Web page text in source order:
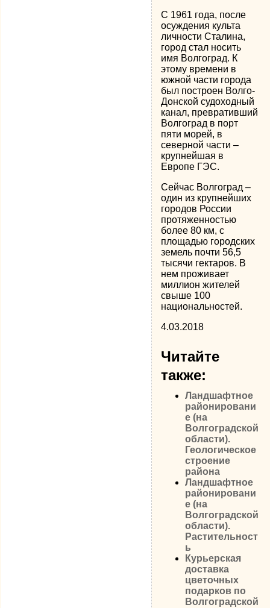
С 1961 года, после
осуждения культа
личности Сталина,
город стал носить
имя Волгоград. К
этому времени в
южной части города
был построен Волго-
Донской судоходный
канал, превративший
Волгоград в порт
пяти морей, в
северной части –
крупнейшая в
Европе ГЭС.
Сейчас Волгоград –
один из крупнейших
городов России
протяженностью
более 80 км, с
площадью городских
земель почти 56,5
тысячи гектаров. В
нем проживает
миллион жителей
свыше 100
национальностей.
4.03.2018
Читайте
также:
Ландшафтное
районировани
е (на
Волгоградской
области).
Геологическое
строение
района
Ландшафтное
районировани
е (на
Волгоградской
области).
Растительност
ь
Курьерская
доставка
цветочных
подарков по
Волгоградской